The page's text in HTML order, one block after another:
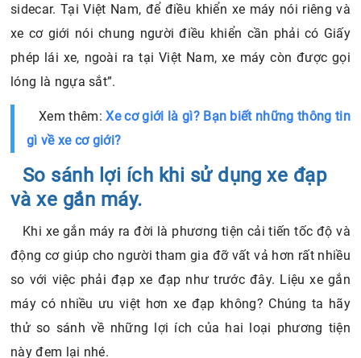
sidecar. Tại Việt Nam, để điều khiển xe máy nói riêng và
xe cơ giới nói chung người điều khiển cần phải có Giấy
phép lái xe, ngoài ra tại Việt Nam, xe máy còn được gọi
lóng là ngựa sắt”.
Xem thêm:Xe cơ giới là gì? Bạn biết những thông tin
gì về xe cơ giới?
So sánh lợi ích khi sử dụng xe đạp
và xe gắn máy.
Khi xe gắn máy ra đời là phương tiện cải tiến tốc độ và
động cơ giúp cho người tham gia đỡ vất vả hơn rất nhiều
so với việc phải đạp xe đạp như trước đây. Liệu xe gắn
máy có nhiều ưu việt hơn xe đạp không? Chúng ta hãy
thử so sánh về những lợi ích của hai loại phương tiện
này đem lại nhé.